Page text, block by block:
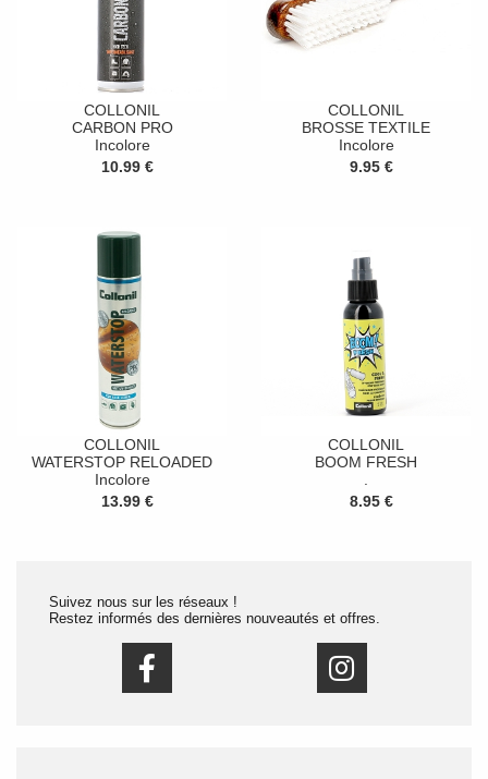
COLLONIL
CARBON PRO
Incolore
10.99 €
COLLONIL
BROSSE TEXTILE
Incolore
9.95 €
COLLONIL
WATERSTOP RELOADED
Incolore
13.99 €
COLLONIL
BOOM FRESH
8.95 €
Suivez nous sur les réseaux !
Restez informés des dernières nouveautés et offres.